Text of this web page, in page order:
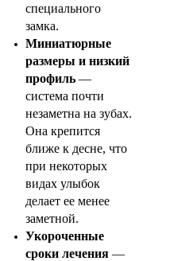
специального
замка.
Миниатюрные
размеры и низкий
профиль —
система почти
незаметна на зубах.
Она крепится
ближе к десне, что
при некоторых
видах улыбок
делает ее менее
заметной.
Укороченные
сроки лечения —